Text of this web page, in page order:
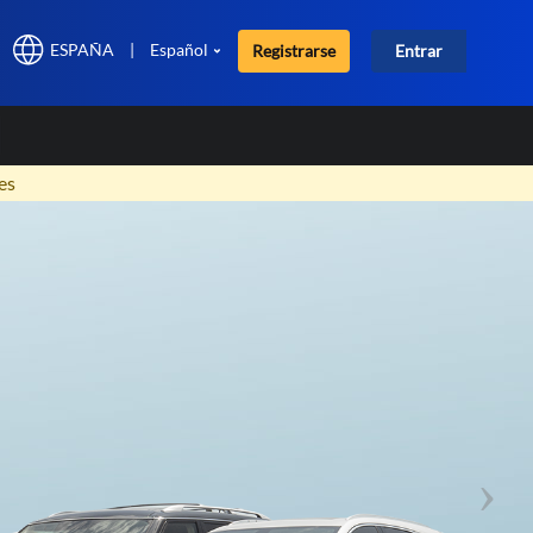
ESPAÑA | Español Registrarse Entrar
las